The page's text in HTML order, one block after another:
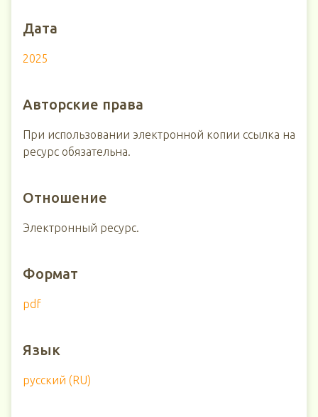
Дата
2025
Авторские права
При использовании электронной копии ссылка на
ресурс обязательна.
Отношение
Электронный ресурс.
Формат
pdf
Язык
русский (RU)